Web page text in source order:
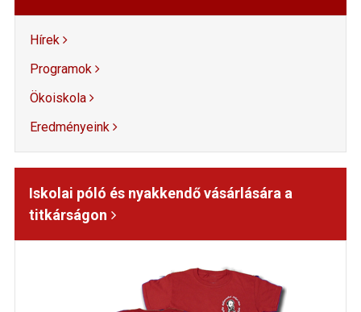
Hírek
Programok
Ökoiskola
Eredményeink
Iskolai póló és nyakkendő vásárlására a
titkárságon